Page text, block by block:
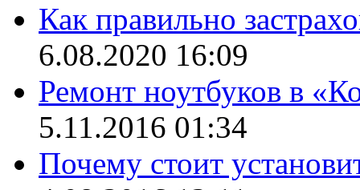
Как правильно
6.08.2020 16:09
Ремонт ноутбуков в
5.11.2016 01:34
Почему стоит